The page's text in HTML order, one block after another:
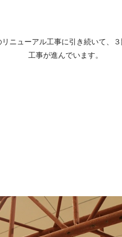
ニューアル工事に引き続いて、
工事が進んでいます。